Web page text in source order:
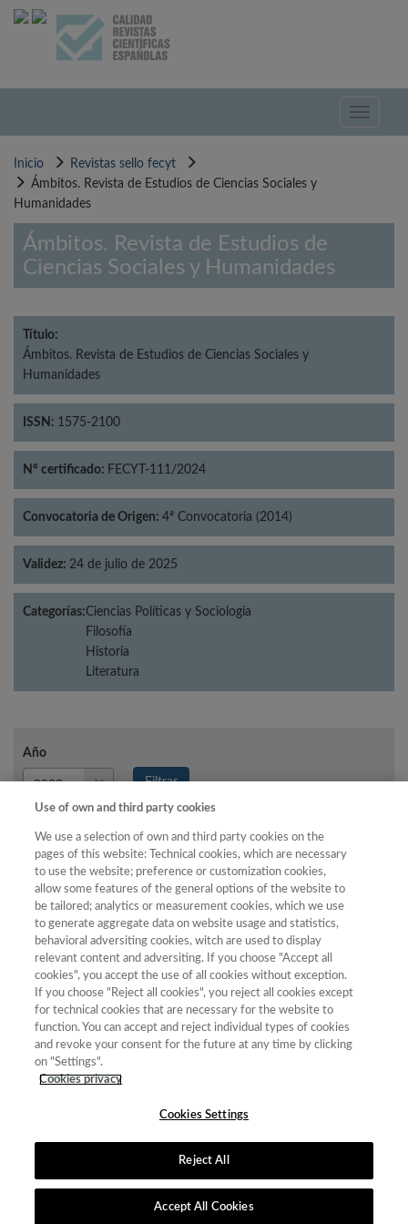
Pasar
Toggle
Inicio
Revistas sello fecyt
Ámbitos. Revista de Estudios de Ciencias Sociales y
Humanidades
Ámbitos. Revista de Estudios de
Ciencias Sociales y Humanidades
Título:
Ámbitos. Revista de Estudios de Ciencias Sociales y
Humanidades
ISSN: 1575-2100
Nº certificado: FECYT-111/2024
Convocatoria de Origen: 4ª Convocatoria (2014)
Validez: 24 de julio de 2025
Categorías:Ciencias Políticas y Sociología
Filosofía
Historia
Literatura
Año
Año
Filtrar
Año Categoría
Puntuación
Posición
Total
de
revistas
2023
Ciencias
Políticas y
Sociología
29.01 42 68
2023 Historia 36.82 46 96
2023 Literatura 37.10 27 86
2023 Filosofía
calidad|Aviso Legal y Política de Privacidad
Use of own and third party cookies
We use a selection of own and third party cookies on the
pages of this website: Technical cookies, which are necessary
to use the website; preference or customization cookies,
allow some features of the general options of the website to
be tailored; analytics or measurement cookies, which we use
to generate aggregate data on website usage and statistics,
behavioral adversiting cookies, witch are used to display
relevant content and adversiting. If you choose "Accept all
cookies", you accept the use of all cookies without exception.
If you choose "Reject all cookies", you reject all cookies except
for technical cookies that are necessary for the website to
function. You can accept and reject individual types of cookies
and revoke your consent for the future at any time by clicking
on "Settings".
Cookies privacy
Cookies Settings
Reject All
Accept All Cookies